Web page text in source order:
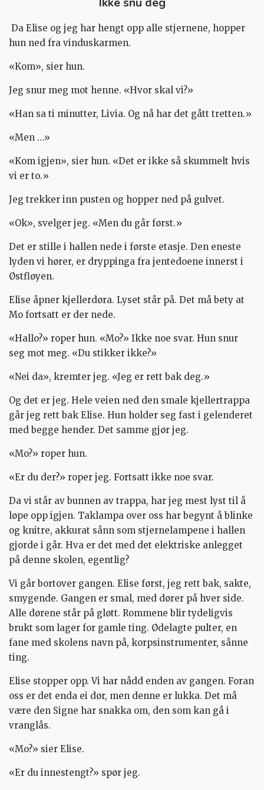
Da Elise og jeg har hengt opp alle stjernene, hopper
hun ned fra vinduskarmen.
«Kom», sier hun.
Jeg snur meg mot henne. «Hvor skal vi?»
«Han sa ti minutter, Livia. Og nå har det gått tretten.»
«Men …»
«Kom igjen», sier hun. «Det er ikke så skummelt hvis
vi er to.»
Jeg trekker inn pusten og hopper ned på gulvet.
«Ok», svelger jeg. «Men du går først.»
Det er stille i hallen nede i første etasje. Den eneste
lyden vi hører, er dryppinga fra jentedoene innerst i
Østfløyen.
Elise åpner kjellerdøra. Lyset står på. Det må bety at
Mo fortsatt er der nede.
«Hallo?» roper hun. «Mo?» Ikke noe svar. Hun snur
seg mot meg. «Du stikker ikke?»
«Nei da», kremter jeg. «Jeg er rett bak deg.»
Og det er jeg. Hele veien ned den smale kjellertrappa
går jeg rett bak Elise. Hun holder seg fast i gelenderet
med begge hender. Det samme gjør jeg.
«Mo?» roper hun.
«Er du der?» roper jeg. Fortsatt ikke noe svar.
Da vi står av bunnen av trappa, har jeg mest lyst til å
løpe opp igjen. Taklampa over oss har begynt å blinke
og knitre, akkurat sånn som stjernelampene i hallen
gjorde i går. Hva er det med det elektriske anlegget
på denne skolen, egentlig?
Vi går bortover gangen. Elise først, jeg rett bak, sakte,
smygende. Gangen er smal, med dører på hver side.
Alle dørene står på gløtt. Rommene blir tydeligvis
brukt som lager for gamle ting. Ødelagte pulter, en
fane med skolens navn på, korpsinstrumenter, sånne
ting.
Elise stopper opp. Vi har nådd enden av gangen. Foran
oss er det enda ei dør, men denne er lukka. Det må
være den Signe har snakka om, den som kan gå i
vranglås.
«Mo?» sier Elise.
«Er du innestengt?» spør jeg.